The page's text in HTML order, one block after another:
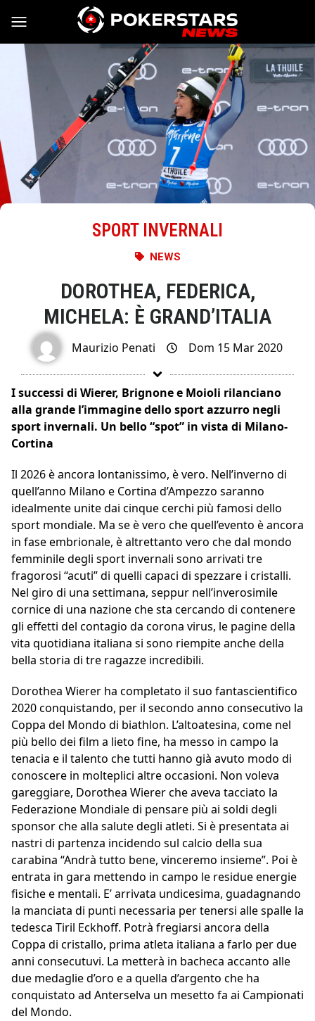
Vai al contenuto
SPORT INVERNALI
NEWS
DOROTHEA, FEDERICA,
MICHELA: È GRAND’ITALIA
Maurizio Penati Dom 15 Mar 2020
I successi di Wierer, Brignone e Moioli rilanciano
alla grande l’immagine dello sport azzurro negli
sport invernali. Un bello “spot” in vista di Milano-
Cortina
Il 2026 è ancora lontanissimo, è vero. Nell’inverno di
quell’anno Milano e Cortina d’Ampezzo saranno
idealmente unite dai cinque cerchi più famosi dello
sport mondiale. Ma se è vero che quell’evento è ancora
in fase embrionale, è altrettanto vero che dal mondo
femminile degli sport invernali sono arrivati tre
fragorosi “acuti” di quelli capaci di spezzare i cristalli.
Nel giro di una settimana, seppur nell’inverosimile
cornice di una nazione che sta cercando di contenere
gli effetti del contagio da corona virus, le pagine della
vita quotidiana italiana si sono riempite anche della
bella storia di tre ragazze incredibili.
Dorothea Wierer ha completato il suo fantascientifico
2020 conquistando, per il secondo anno consecutivo la
Coppa del Mondo di biathlon. L’altoatesina, come nel
più bello dei film a lieto fine, ha messo in campo la
tenacia e il talento che tutti hanno già avuto modo di
conoscere in molteplici altre occasioni. Non voleva
gareggiare, Dorothea Wierer che aveva tacciato la
Federazione Mondiale di pensare più ai soldi degli
sponsor che alla salute degli atleti. Si è presentata ai
nastri di partenza incidendo sul calcio della sua
carabina “Andrà tutto bene, vinceremo insieme”. Poi è
entrata in gara mettendo in campo le residue energie
fisiche e mentali. E’ arrivata undicesima, guadagnando
la manciata di punti necessaria per tenersi alle spalle la
tedesca Tiril Eckhoff. Potrà fregiarsi ancora della
Coppa di cristallo, prima atleta italiana a farlo per due
anni consecutuvi. La metterà in bacheca accanto alle
due medaglie d’oro e a quella d’argento che ha
conquistato ad Anterselva un mesetto fa ai Campionati
del Mondo.